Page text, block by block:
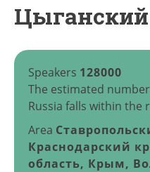
Speakers 128000
The estimated
Russia falls within the
Area
Краснодарский
область, Крым,